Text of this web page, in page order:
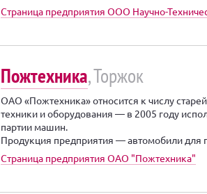
Страница предприятия ООО Научно-
Пожтехника, Торжок
ОАО «Пожтехника» относится к числу
техники и оборудования — в 2005 году
партии машин.
Продукция предприятия — автомобили для
Страница предприятия ОАО "Пожтехника"